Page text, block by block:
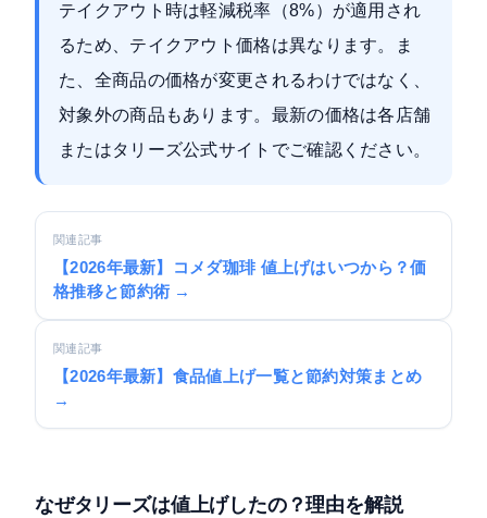
テイクアウト時は軽減税率（8%）が適用され
るため、テイクアウト価格は異なります。ま
た、全商品の価格が変更されるわけではなく、
対象外の商品もあります。最新の価格は各店舗
またはタリーズ公式サイトでご確認ください。
関連記事
【2026年最新】コメダ珈琲 値上げはいつから？価
格推移と節約術 →
関連記事
【2026年最新】食品値上げ一覧と節約対策まとめ
→
なぜタリーズは値上げしたの？理由を解説